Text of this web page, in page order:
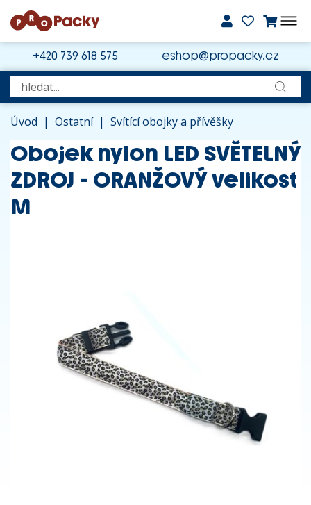
+420 739 618 575 eshop@propacky.cz
Úvod | Ostatní | Svítící obojky a přívěšky
Obojek nylon LED SVĚTELNÝ
ZDROJ - ORANŽOVÝ velikost
M